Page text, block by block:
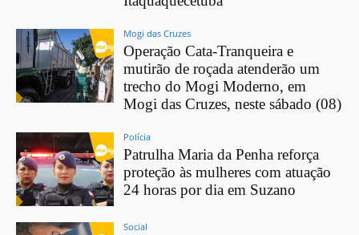
Mogi das Cruzes
Operação Cata-Tranqueira e
mutirão de roçada atenderão um
trecho do Mogi Moderno, em
Mogi das Cruzes, neste sábado (08)
Polícia
Patrulha Maria da Penha reforça
proteção às mulheres com atuação
24 horas por dia em Suzano
Social